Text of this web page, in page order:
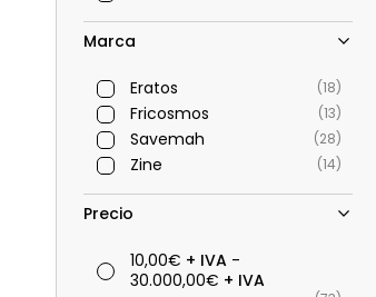
Marca
Eratos (18)
Fricosmos (13)
Savemah (28)
Zine (14)
Precio
10,00€ + IVA -
30.000,00€ + IVA